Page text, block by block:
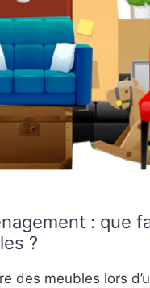
: que
?
des meubles lors